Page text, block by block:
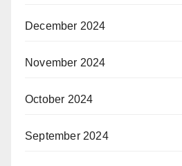
December 2024
November 2024
October 2024
September 2024